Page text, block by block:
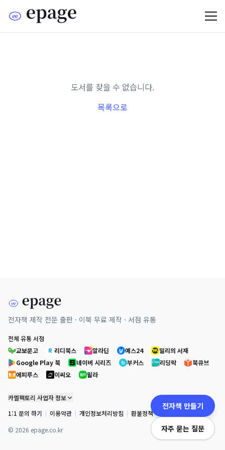
도서를 찾을 수 없습니다.
목록으로
전자책 제작 전문 출판 · 이북 무료 제작 · 서점 유통
전체 유통 서점
교보문고
리디북스 알라딘 예스24
밀리의 서재
Google Play 북
네이버 시리즈 부커스 리딩락
북큐브
에피루스
이씨오 윌라
카멜팩토리 사업자 정보
1:1 문의 하기 | 이용약관 | 개인정보처리방침 | 환불정책
© 2026 epage.co.kr
전자책 만들기
자주 묻는 질문